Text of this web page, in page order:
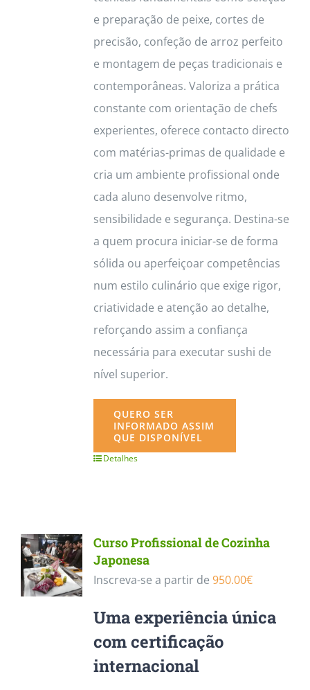
e preparação de peixe, cortes de
precisão, confeção de arroz perfeito
e montagem de peças tradicionais e
contemporâneas. Valoriza a prática
constante com orientação de chefs
experientes, oferece contacto directo
com matérias-primas de qualidade e
cria um ambiente profissional onde
cada aluno desenvolve ritmo,
sensibilidade e segurança. Destina-se
a quem procura iniciar-se de forma
sólida ou aperfeiçoar competências
num estilo culinário que exige rigor,
criatividade e atenção ao detalhe,
reforçando assim a confiança
necessária para executar sushi de
nível superior.
QUERO SER
INFORMADO ASSIM
QUE DISPONÍVEL
Detalhes
Curso Profissional de Cozinha
Japonesa
Inscreva-se a partir de 950.00€
Uma experiência única
com certificação
internacional